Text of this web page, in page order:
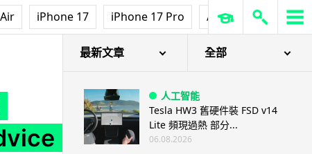
iPhone 17 iPhone 17 Pro AirPods Pro 3
最新文章 全部
人工智能
Tesla HW3 舊硬件裝 FSD v14
Lite 頻現過熱 部分...
06.08.2026